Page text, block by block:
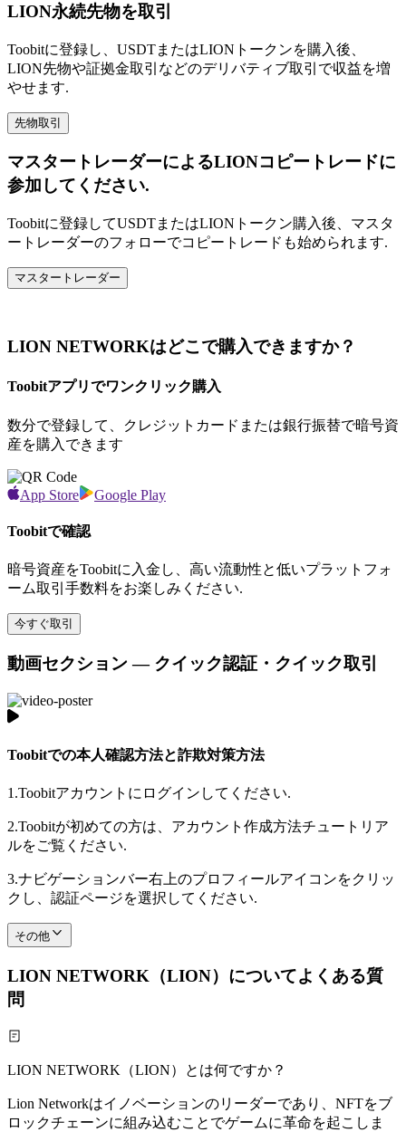
LION永続先物を取引
Toobitに登録し、USDTまたはLIONトークンを購入後、
LION先物や証拠金取引などのデリバティブ取引で収益を増
やせます.
先物取引
マスタートレーダーによるLIONコピートレードに
参加してください.
Toobitに登録してUSDTまたはLIONトークン購入後、マスタ
ートレーダーのフォローでコピートレードも始められます.
マスタートレーダー
LION NETWORKはどこで購入できますか？
Toobitアプリでワンクリック購入
数分で登録して、クレジットカードまたは銀行振替で暗号資
産を購入できます
App Store Google Play
Toobitで確認
暗号資産をToobitに入金し、高い流動性と低いプラットフォ
ーム取引手数料をお楽しみください.
今すぐ取引
動画セクション — クイック認証・クイック取引
Toobitでの本人確認方法と詐欺対策方法
1.Toobitアカウントにログインしてください.
2.Toobitが初めての方は、アカウント作成方法チュートリア
ルをご覧ください.
3.ナビゲーションバー右上のプロフィールアイコンをクリッ
クし、認証ページを選択してください.
その他
LION NETWORK（LION）についてよくある質
問
LION NETWORK（LION）とは何ですか？
Lion Networkはイノベーションのリーダーであり、NFTをブ
ロックチェーンに組み込むことでゲームに革命を起こしま